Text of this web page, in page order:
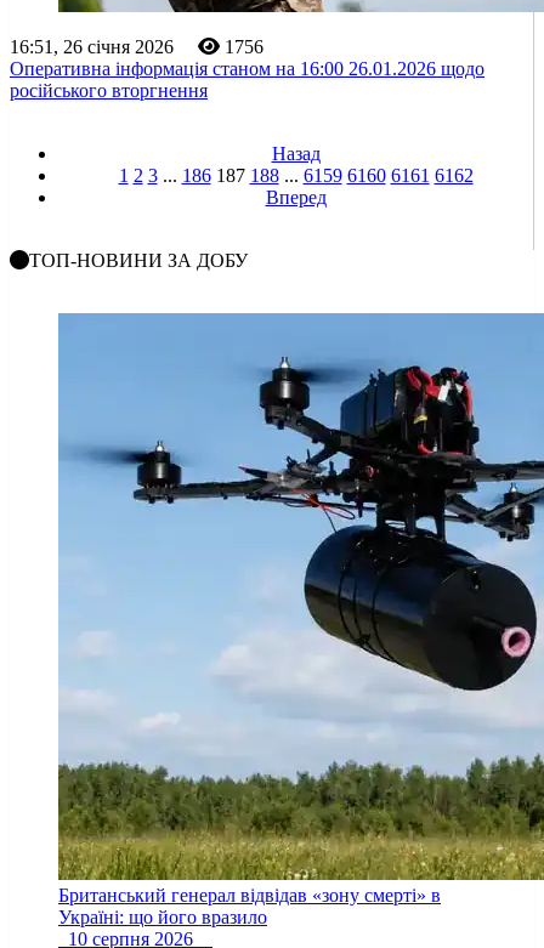
16:51, 26 січня 2026
1756
Оперативна інформація станом на 16:00 26.01.2026 щодо
російського вторгнення
Назад
1 2 3 ... 186 187 188 ... 6159 6160 6161 6162
Вперед
ТОП-НОВИНИ ЗА ДОБУ
Британський генерал відвідав «зону смерті» в
Україні: що його вразило
10 серпня 2026